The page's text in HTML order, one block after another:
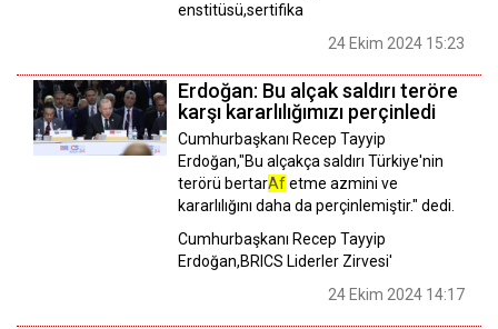
enstitüsü,sertifika
24 Ekim 2024 15:23
Erdoğan: Bu alçak saldırı teröre
karşı kararlılığımızı perçinledi
Cumhurbaşkanı Recep Tayyip
Erdoğan,"Bu alçakça saldırı Türkiye'nin
terörü bertarAfetme azmini ve
kararlılığını daha da perçinlemiştir." dedi.
Cumhurbaşkanı Recep Tayyip
Erdoğan,BRICS Liderler Zirvesi'
24 Ekim 2024 14:17